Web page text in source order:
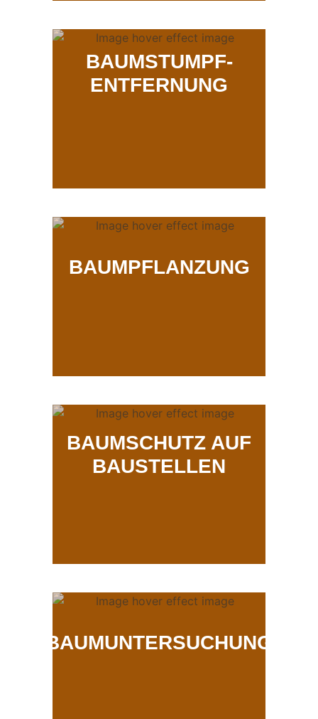
BAUMSTUMPF-
ENTFERNUNG
BAUMPFLANZUNG
BAUMSCHUTZ AUF
BAUSTELLEN
BAUMUNTERSUCHUNG